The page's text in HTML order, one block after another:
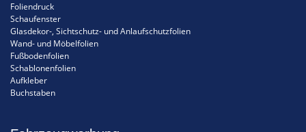
Foliendruck
Schaufenster
Glasdekor-, Sichtschutz- und Anlaufschutzfolien
Wand- und Möbelfolien
Fußbodenfolien
Schablonenfolien
Aufkleber
Buchstaben